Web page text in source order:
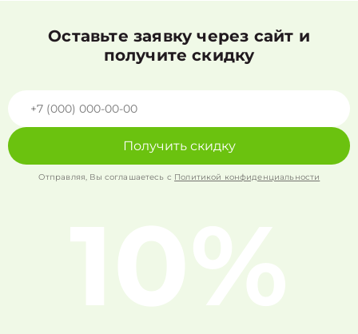
Оставьте заявку через сайт и
получите скидку
Получить скидку
Отправляя, Вы соглашаетесь с Политикой конфиденциальности
10%